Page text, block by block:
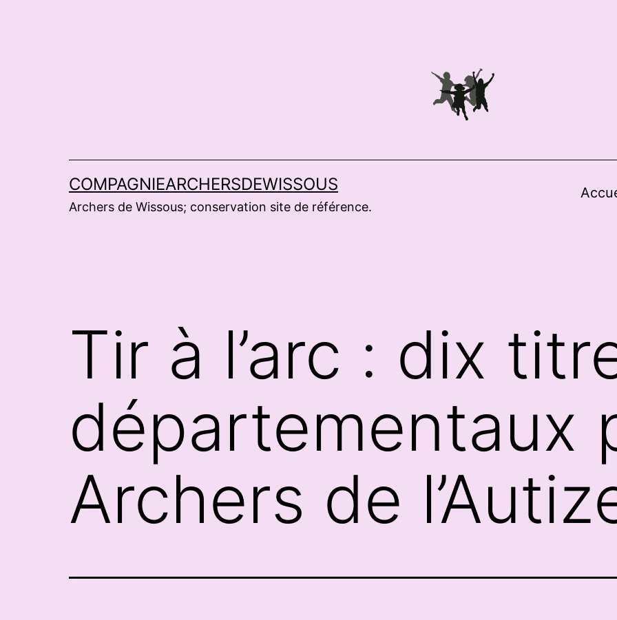
COMPAGNIEARCHERSDEWISSOUS
Archers de Wissous; conservation site de référence.
Tir à l’arc : dix
départementaux
Archers de